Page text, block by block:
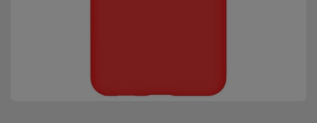
Reconditionnés